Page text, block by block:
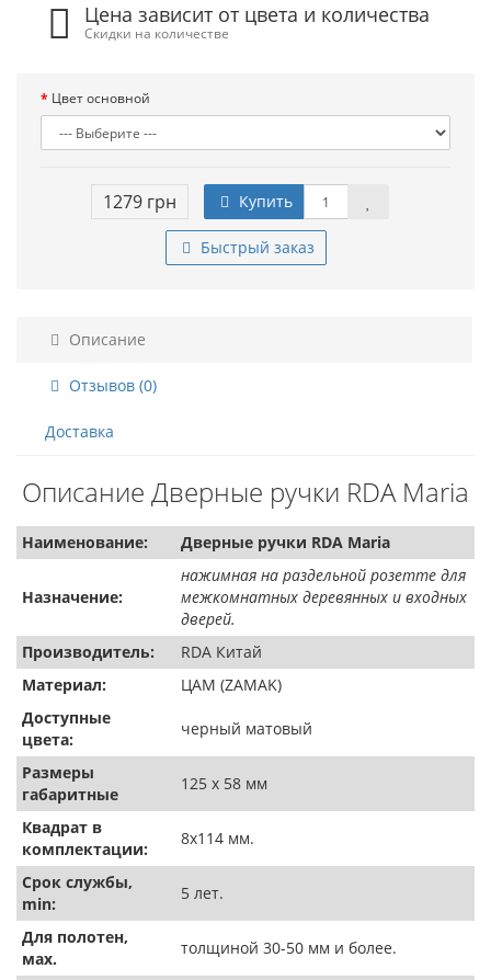
Цена зависит от цвета и количества
Скидки на количестве
Цвет основной
1279 грн Купить
Быстрый заказ
Описание
Отзывов (0)
Доставка
Описание Дверные ручки RDA Maria
Наименование: Дверные ручки RDA Maria
Назначение:
нажимная на раздельной розетте для
межкомнатных деревянных и входных
дверей.
Производитель:
RDA Китай
Материал:
ЦАМ (ZAMAK)
Доступные
цвета:
черный матовый
Размеры
габаритные
125 х 58 мм
Квадрат в
комплектации:
8х114 мм.
Срок службы,
min:
5 лет.
Для полотен,
мах.
толщиной 30-50 мм и более.